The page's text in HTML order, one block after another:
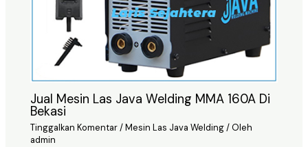
Jual Mesin Las Java Welding MMA 160A Di
Bekasi
Tinggalkan Komentar/Mesin Las Java Welding/ Oleh
admin